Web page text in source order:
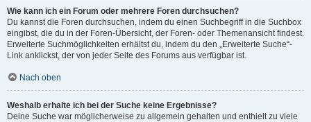
Wie kann ich ein Forum oder mehrere Foren durchsuchen?
Du kannst die Foren durchsuchen, indem du einen Suchbegriff in die Suchbox
eingibst, die du in der Foren-Übersicht, der Foren- oder Themenansicht findest.
Erweiterte Suchmöglichkeiten erhältst du, indem du den „Erweiterte Suche“-
Link anklickst, der von jeder Seite des Forums aus verfügbar ist.
Nach oben
Weshalb erhalte ich bei der Suche keine Ergebnisse?
Deine Suche war möglicherweise zu allgemein gehalten und enthielt zu viele